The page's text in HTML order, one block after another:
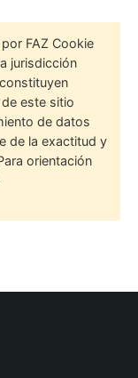
FAZ Cookie
jurisdicción
este sitio
de datos
de la exactitud y
orientación